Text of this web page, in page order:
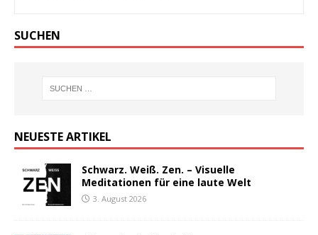
SUCHEN
NEUESTE ARTIKEL
Schwarz. Weiß. Zen. – Visuelle
Meditationen für eine laute Welt
3. August 2026